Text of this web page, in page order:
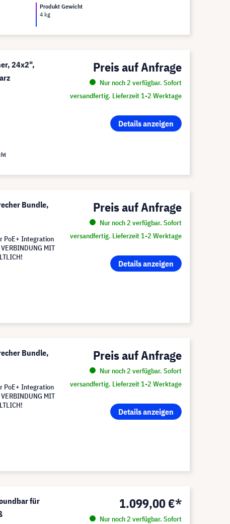
Produkt Gewicht
4 kg
24x2",
Preis auf Anfrage
Nur noch 2 verfügbar. Sofort
versandfertig. Lieferzeit 1-2 Werktage
Details anzeigen
Bundle,
Preis auf Anfrage
Nur noch 2 verfügbar. Sofort
versandfertig. Lieferzeit 1-2 Werktage
Details anzeigen
PoE+ Integration
MIT
Bundle,
Preis auf Anfrage
Nur noch 2 verfügbar. Sofort
versandfertig. Lieferzeit 1-2 Werktage
Details anzeigen
PoE+ Integration
MIT
für
1.099,00 €*
Nur noch 2 verfügbar. Sofort